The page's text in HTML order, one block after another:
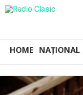
HOME NAȚIONAL